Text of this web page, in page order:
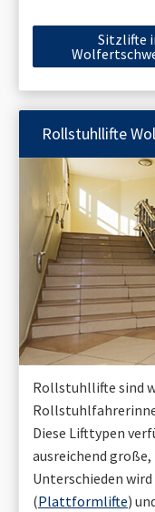
Sitzlifte
Rollstuhllifte
Rollstuhllifte sind
Diese Lifttypen
ausreichend
Unterschieden
(Plattformlifte)